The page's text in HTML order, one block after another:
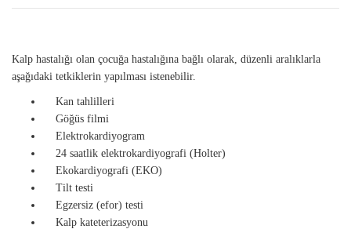
Kalp hastalığı olan çocuğa hastalığına bağlı olarak, düzenli aralıklarla
aşağıdaki tetkiklerin yapılması istenebilir.
Kan tahlilleri
Göğüs filmi
Elektrokardiyogram
24 saatlik elektrokardiyografi (Holter)
Ekokardiyografi (EKO)
Tilt testi
Egzersiz (efor) testi
Kalp kateterizasyonu